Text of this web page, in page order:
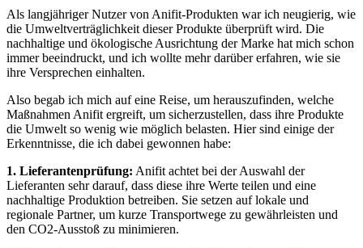
Als langjähriger Nutzer von Anifit-Produkten war‌ ich neugierig,⁢ wie
die Umweltverträglichkeit dieser Produkte überprüft wird. Die
nachhaltige und ​ökologische Ausrichtung der Marke ‍hat mich schon
immer beeindruckt, ⁤und ich wollte mehr ⁣darüber ‌erfahren, wie sie
ihre⁢ Versprechen einhalten.
Also begab ‌ich‍ mich auf eine Reise, um herauszufinden, welche
Maßnahmen Anifit ergreift,​ um sicherzustellen,‌ dass ihre Produkte
die Umwelt so wenig wie möglich ⁢belasten. Hier⁢ sind einige der
‌Erkenntnisse, die ich dabei gewonnen habe:
1. Lieferantenprüfung: ⁤Anifit achtet bei der Auswahl der ​
Lieferanten ​sehr darauf, dass diese ‍ihre Werte teilen und eine
nachhaltige Produktion betreiben. ‍Sie setzen auf lokale und
regionale Partner, um kurze Transportwege zu gewährleisten und
den ⁣CO2-Ausstoß zu minimieren.